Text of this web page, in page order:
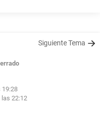
Siguiente Tema
19:28
las 22:12